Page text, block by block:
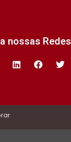
nossas Redes